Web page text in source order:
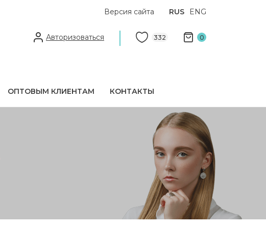
Версия сайта RUS ENG
Авторизоваться 332 0
ОПТОВЫМ КЛИЕНТАМ КОНТАКТЫ